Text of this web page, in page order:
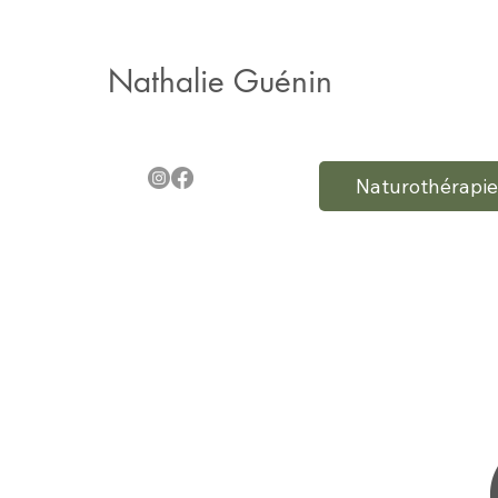
Nathalie Guénin
Naturothérapie